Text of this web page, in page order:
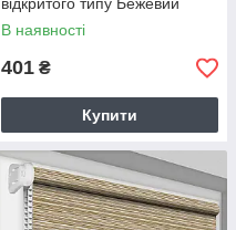
В наявності
401 ₴
Купити